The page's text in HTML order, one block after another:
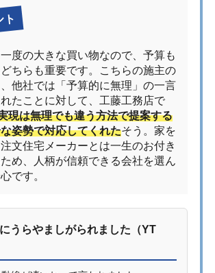
度の大きな買い物なので、予算も
ちらも重要です。こちらの施主の
他社では「予算的に無理」の一言
たことに対して、工藤工務店で
現は無理でも違う方法で提案する
姿勢で対応してくれたそう。家を
文住宅メーカーとは一生のお付き
め、人柄が信頼できる会社を選ん
です。
うらやましがられました（YT